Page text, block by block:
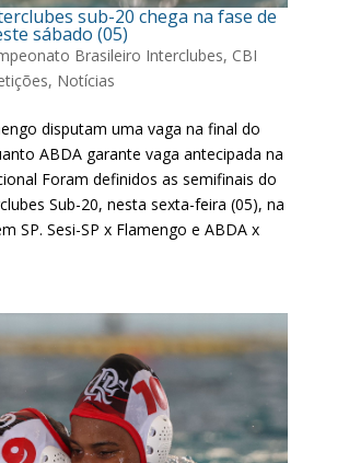
sub-20 chega na fase de
sábado (05)
Brasileiro Interclubes, CBI
, Notícias
disputam uma vaga na final do
ABDA garante vaga antecipada na
Foram definidos as semifinais do
Sub-20, nesta sexta-feira (05), na
SP. Sesi-SP x Flamengo e ABDA x